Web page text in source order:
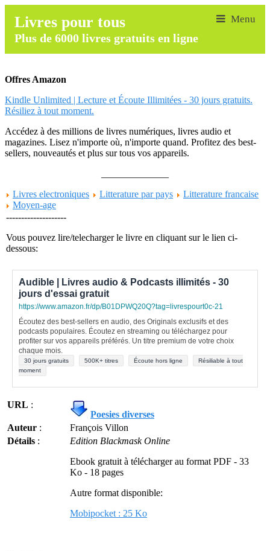
Livres pour tous
Plus de 6000 livres gratuits en ligne
Offres Amazon
Kindle Unlimited | Lecture et Écoute Illimitées - 30 jours gratuits.
Résiliez à tout moment.
Accédez à des millions de livres numériques, livres audio et
magazines. Lisez n'importe où, n'importe quand. Profitez des best-
sellers, nouveautés et plus sur tous vos appareils.
Livres electroniques
Litterature par pays
Litterature francaise
Moyen-age
--------------------
Vous pouvez lire/telecharger le livre en cliquant sur le lien ci-
dessous:
Audible | Livres audio & Podcasts illimités - 30
jours d'essai gratuit
https://www.amazon.fr/dp/B01DPWQ20Q?tag=livrespourt0c-21
Écoutez des best-sellers en audio, des Originals exclusifs et des
podcasts populaires. Écoutez en streaming ou téléchargez pour
profiter sur vos appareils préférés. Un titre premium de votre choix
chaque mois.
30 jours gratuits 500K+ titres Écoute hors ligne
Résiliable à tout
moment
URL :
Poesies diverses
Auteur :
François Villon
Détails :
Edition Blackmask Online
Ebook gratuit à télécharger au format PDF - 33
Ko - 18 pages
Autre format disponible:
Mobipocket : 25 Ko